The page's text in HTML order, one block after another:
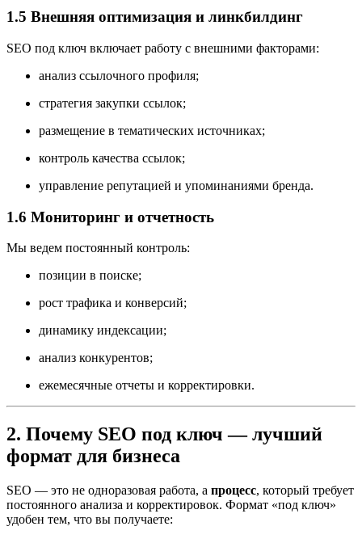
1.5 Внешняя оптимизация и линкбилдинг
SEO под ключ включает работу с внешними факторами:
анализ ссылочного профиля;
стратегия закупки ссылок;
размещение в тематических источниках;
контроль качества ссылок;
управление репутацией и упоминаниями бренда.
1.6 Мониторинг и отчетность
Мы ведем постоянный контроль:
позиции в поиске;
рост трафика и конверсий;
динамику индексации;
анализ конкурентов;
ежемесячные отчеты и корректировки.
2. Почему SEO под ключ — лучший
формат для бизнеса
SEO — это не одноразовая работа, а процесс, который требует
постоянного анализа и корректировок. Формат «под ключ»
удобен тем, что вы получаете: